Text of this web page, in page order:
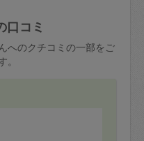
口コミ
へのクチコミの一部をご
。